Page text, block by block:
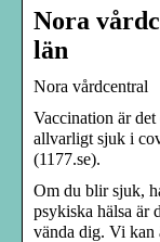
Nora
län
Nora vårdcentral
Vaccination är
allvarligt sjuk i
(1177.se).
Om du blir sjuk,
psykiska hälsa är
vända dig. Vi kan